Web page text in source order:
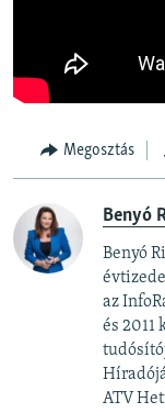
Megosztás
Benyó
Benyó
az
és 2011
ATV